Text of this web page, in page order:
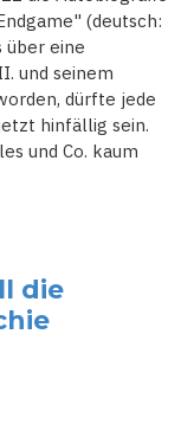
(deutsch:
über eine
und seinem
dürfte jede
hinfällig sein.
und Co. kaum
die